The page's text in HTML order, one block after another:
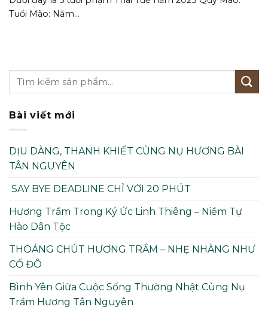
Tuổi Mão: Năm...
Bài viết mới
DỊU DÀNG, THANH KHIẾT CÙNG NỤ HƯƠNG BÀI
TÂN NGUYÊN
SAY BYE DEADLINE CHỈ VỚI 20 PHÚT
Hương Trầm Trong Ký Ức Linh Thiêng – Niềm Tự
Hào Dân Tộc
THOÁNG CHÚT HƯƠNG TRẦM – NHẸ NHÀNG NHƯ
CỐ ĐÔ
Bình Yên Giữa Cuộc Sống Thường Nhật Cùng Nụ
Trầm Hương Tân Nguyên